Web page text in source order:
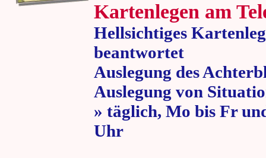
Kartenlegen am
Hellsichtiges
beantwortet
Auslegung des
Auslegung von
» täglich, Mo bis Fr
Uhr » 80